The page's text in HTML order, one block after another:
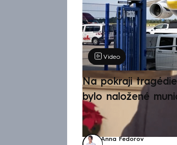
Video
Na pokraji
bylo naložené
Anna Fedorov